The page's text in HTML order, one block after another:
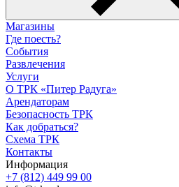
Магазины
Где поесть?
События
Развлечения
Услуги
О ТРК «Питер Радуга»
Арендаторам
Безопасность ТРК
Как добраться?
Схема ТРК
Контакты
Информация
+7 (812) 449 99 00